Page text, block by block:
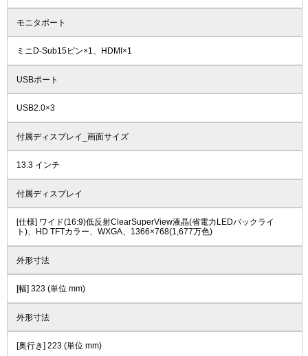
モニタポート
ミニD-Sub15ピン×1、HDMI×1
USBポート
USB2.0×3
付属ディスプレイ_画面サイズ
13.3 インチ
付属ディスプレイ
[仕様] ワイド(16:9)低反射ClearSuperView液晶(省電力LEDバックライ
ト)、HD TFTカラー、WXGA、1366×768(1,677万色)
外形寸法
[幅] 323 (単位 mm)
外形寸法
[奥行き] 223 (単位 mm)